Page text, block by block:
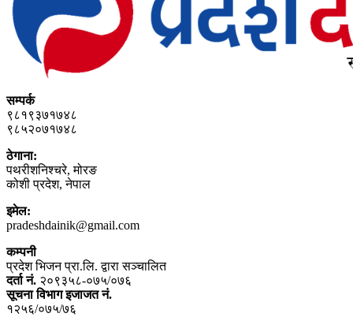
सम्पर्क
९८१९३७१७४८
९८५२०७१७४८
ठेगाना:
पथरीशनिश्‍चरे, मोरङ
कोशी प्रदेश, नेपाल
इमेल:
pradeshdainik@gmail.com
कम्पनी
प्रदेश भिजन प्रा.लि. द्वारा सञ्‍चालित
दर्ता नं. २०९३५८-०७५/०७६
सूचना विभाग इजाजत नं.
१२५६/०७५/७६